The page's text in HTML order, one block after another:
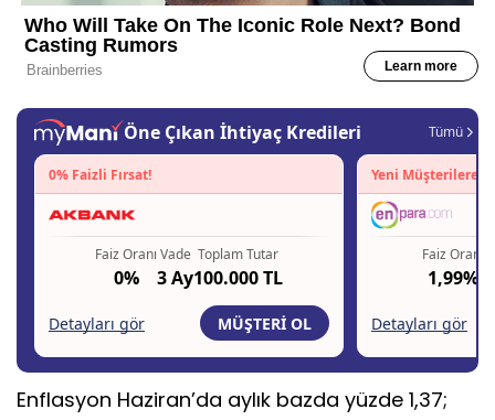
Enflasyon Haziran’da aylık bazda yüzde 1,37;